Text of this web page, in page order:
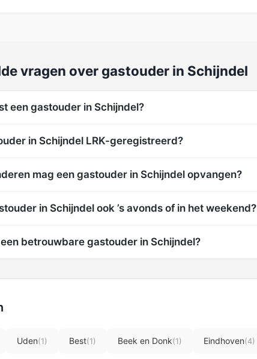
vragen over gastouder in Schijndel
een gastouder in Schijndel?
in Schijndel LRK-geregistreerd?
mag een gastouder in Schijndel opvangen?
in Schijndel ook ’s avonds of in het weekend?
betrouwbare gastouder in Schijndel?
Uden(1) Best(1) Beek en Donk(1) Eindhoven(4)